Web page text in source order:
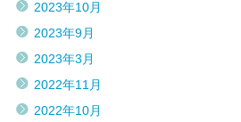
2023年10月
2023年9月
2023年3月
2022年11月
2022年10月